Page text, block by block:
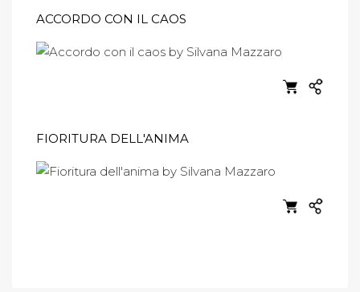
ACCORDO CON IL CAOS
FIORITURA DELL'ANIMA